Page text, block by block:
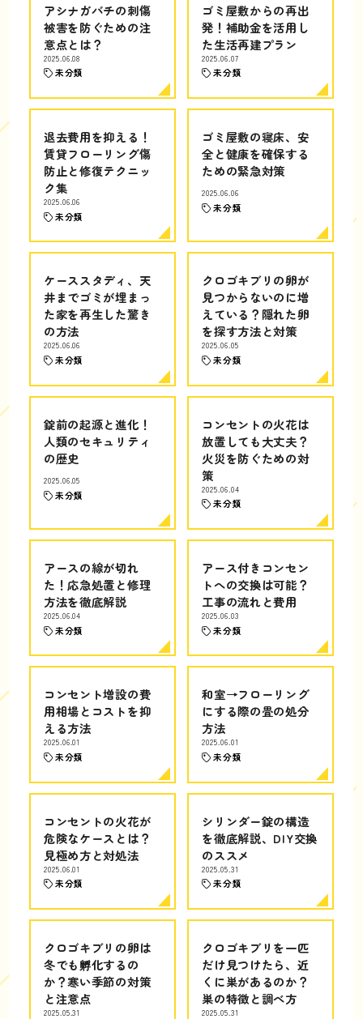
アシナガバチの刺傷
被害を防ぐための注
意点とは？
2025.06.08
未分類
ゴミ屋敷からの再出
発！補助金を活用し
た生活再建プラン
2025.06.07
未分類
退去費用を抑える！
賃貸フローリング傷
防止と修復テクニッ
ク集
2025.06.06
未分類
ゴミ屋敷の寝床、安
全と健康を確保する
ための緊急対策
2025.06.06
未分類
ケーススタディ、天
井までゴミが埋まっ
た家を再生した驚き
の方法
2025.06.06
未分類
クロゴキブリの卵が
見つからないのに増
えている？隠れた卵
を探す方法と対策
2025.06.05
未分類
錠前の起源と進化！
人類のセキュリティ
の歴史
2025.06.05
未分類
コンセントの火花は
放置しても大丈夫？
火災を防ぐための対
策
2025.06.04
未分類
アースの線が切れ
た！応急処置と修理
方法を徹底解説
2025.06.04
未分類
アース付きコンセン
トへの交換は可能？
工事の流れと費用
2025.06.03
未分類
コンセント増設の費
用相場とコストを抑
える方法
2025.06.01
未分類
和室→フローリング
にする際の畳の処分
方法
2025.06.01
未分類
コンセントの火花が
危険なケースとは？
見極め方と対処法
2025.06.01
未分類
シリンダー錠の構造
を徹底解説、DIY交換
のススメ
2025.05.31
未分類
クロゴキブリの卵は
冬でも孵化するの
か？寒い季節の対策
と注意点
2025.05.31
クロゴキブリを一匹
だけ見つけたら、近
くに巣があるのか？
巣の特徴と調べ方
2025.05.31